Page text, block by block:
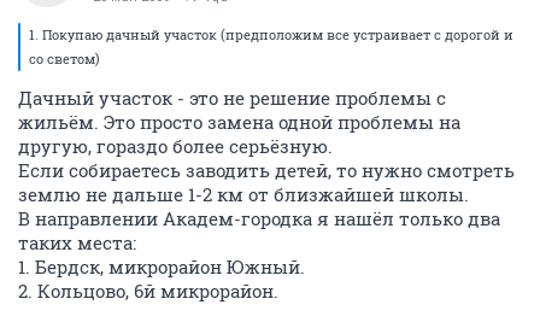
1. Покупаю дачный участок (предположим все устраивает с дорогой и
со светом)
Дачный участок - это не решение проблемы с
жильём. Это просто замена одной проблемы на
другую, гораздо более серьёзную.
Если собираетесь заводить детей, то нужно смотреть
землю не дальше 1-2 км от близжайшей школы.
В направлении Академ-городка я нашёл только два
таких места:
1. Бердск, микрорайон Южный.
2. Кольцово, 6й микрорайон.